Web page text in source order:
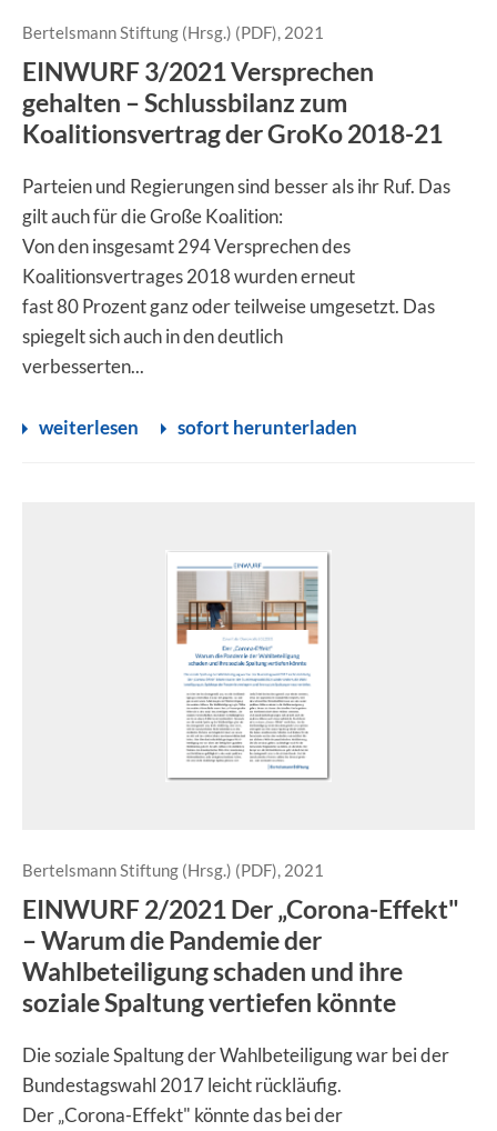
Bertelsmann Stiftung (Hrsg.) (PDF), 2021
EINWURF 3/2021 Versprechen
gehalten – Schlussbilanz zum
Koalitionsvertrag der GroKo 2018-21
Parteien und Regierungen sind besser als ihr Ruf. Das
gilt auch für die Große Koalition:
Von den insgesamt 294 Versprechen des
Koalitionsvertrages 2018 wurden erneut
fast 80 Prozent ganz oder teilweise umgesetzt. Das
spiegelt sich auch in den deutlich
verbesserten...
weiterlesen sofort herunterladen
Bertelsmann Stiftung (Hrsg.) (PDF), 2021
EINWURF 2/2021 Der „Corona-Effekt"
– Warum die Pandemie der
Wahlbeteiligung schaden und ihre
soziale Spaltung vertiefen könnte
Die soziale Spaltung der Wahlbeteiligung war bei der
Bundestagswahl 2017 leicht rückläufig.
Der „Corona-Effekt" könnte das bei der